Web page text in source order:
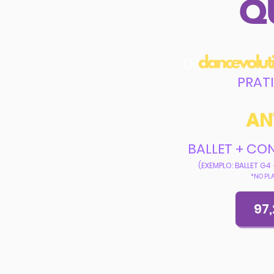
BALLET +
(EXEMPLO: BALLET
*NO